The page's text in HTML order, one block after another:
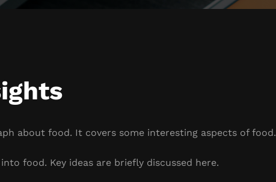
about food. It covers some interesting aspects of food.
food. Key ideas are briefly discussed here.